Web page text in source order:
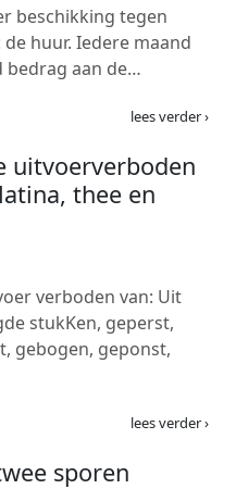
beschikking tegen
huur. Iedere maand
bedrag aan de…
lees verder ›
uitvoerverboden
thee en
verboden van: Uit
stukKen, geperst,
gebogen, geponst,
lees verder ›
sporen